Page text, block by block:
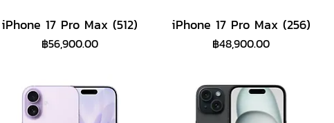
iPhone 17 Pro Max (512)
ราคา
฿56,900.00
iPhone 17 Pro Max (256)
ราคา
฿48,900.00